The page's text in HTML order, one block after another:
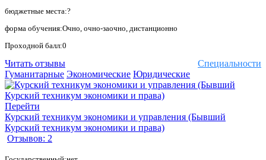
бюджетные места:?
форма обучения:Очно, очно-заочно, дистанционно
Проходной балл:0
Специальности
Читать отзывы
Гуманитарные Экономические Юридические
Перейти
Курский техникум экономики и управления (Бывший
Курский техникум экономики и права)
Отзывов: 2